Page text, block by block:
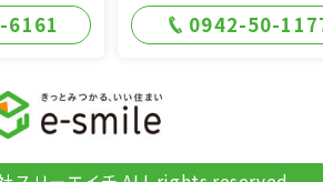
6161 0942-50-